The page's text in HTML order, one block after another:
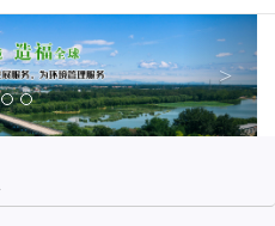
Next